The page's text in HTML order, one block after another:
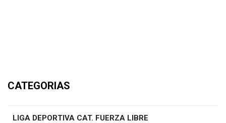
CATEGORIAS
LIGA DEPORTIVA CAT. FUERZA LIBRE